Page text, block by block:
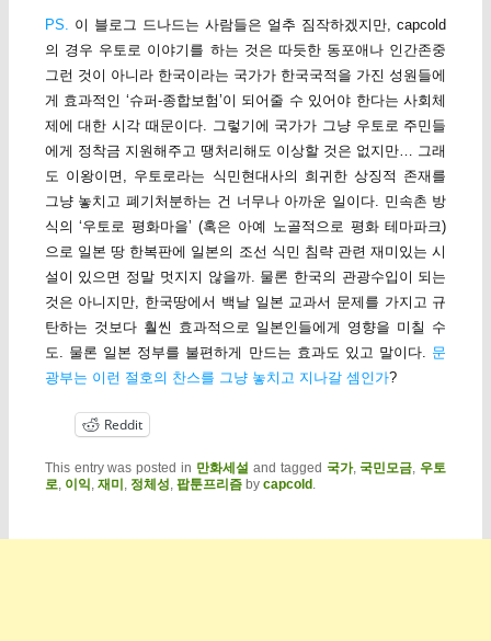
PS. 이 블로그 드나드는 사람들은 얼추 짐작하겠지만, capcold
의 경우 우토로 이야기를 하는 것은 따듯한 동포애나 인간존중
그런 것이 아니라 한국이라는 국가가 한국국적을 가진 성원들에
게 효과적인 ‘슈퍼-종합보험’이 되어줄 수 있어야 한다는 사회체
제에 대한 시각 때문이다. 그렇기에 국가가 그냥 우토로 주민들
에게 정착금 지원해주고 땡처리해도 이상할 것은 없지만… 그래
도 이왕이면, 우토로라는 식민현대사의 희귀한 상징적 존재를
그냥 놓치고 폐기처분하는 건 너무나 아까운 일이다. 민속촌 방
식의 ‘우토로 평화마을’ (혹은 아예 노골적으로 평화 테마파크)
으로 일본 땅 한복판에 일본의 조선 식민 침략 관련 재미있는 시
설이 있으면 정말 멋지지 않을까. 물론 한국의 관광수입이 되는
것은 아니지만, 한국땅에서 백날 일본 교과서 문제를 가지고 규
탄하는 것보다 훨씬 효과적으로 일본인들에게 영향을 미칠 수
도. 물론 일본 정부를 불편하게 만드는 효과도 있고 말이다. 문
광부는 이런 절호의 찬스를 그냥 놓치고 지나갈 셈인가?
Reddit
This entry was posted in 만화세설 and tagged 국가,국민모금 우토
로 이익 재미 정체성 팝툰프리즘by capcold.